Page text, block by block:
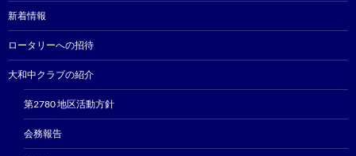
新着情報
ロータリーへの招待
大和中クラブの紹介
第2780 地区活動方針
会務報告